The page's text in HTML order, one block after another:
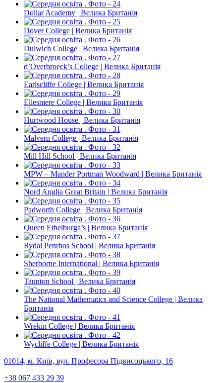
Dollar Academy | Велика Британія
Dover College | Велика Британія
Dulwich College | Велика Британія
d’Overbroeck’s College | Велика Британія
Earlscliffe College | Велика Британія
Ellesmere College | Велика Британія
Hurtwood House | Велика Британія
Malvern College | Велика Британія
Mill Hill School | Велика Британія
MPW – Mander Portman Woodward | Велика Британія
Nord Anglia Great Britain | Велика Британія
Padworth College | Велика Британія
Queen Ethelburga’s | Велика Британія
Rydal Penrhos School | Велика Британія
Sherborne International | Велика Британія
Taunton School | Велика Британія
The National Mathematics and Science College | Велика
Британія
Wrekin College | Велика Британія
Wycliffe College | Велика Британія
01014, м. Київ, вул. Професора Підвисоцького, 16
+38 067 433 29 39